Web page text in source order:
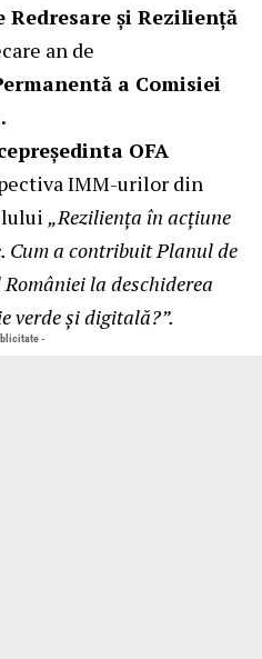
și Reziliență
an de
a Comisiei
OFA
IMM-urilor din
„Reziliența în acțiune
Cum a contribuit Planul de
la deschiderea
verde și digitală?”.
-